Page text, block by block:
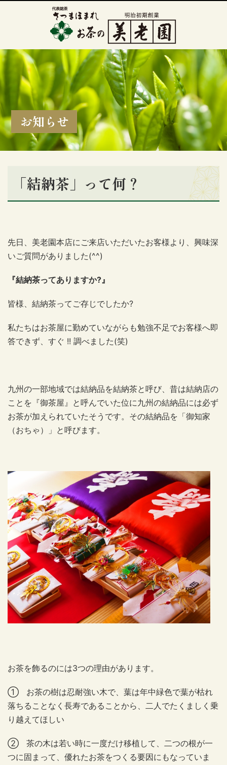
お知らせ
「結納茶」って何？
先日、美老園本店にご来店いただいたお客様より、興味深
いご質問がありました(^^)
『結納茶ってありますか?』
皆様、結納茶ってご存じでしたか?
私たちはお茶屋に勤めていながらも勉強不足でお客様へ即
答できず、すぐ !! 調べました(笑)
九州の一部地域では結納品を結納茶と呼び、昔は結納店の
ことを『御茶屋』と呼んでいた位に九州の結納品には必ず
お茶が加えられていたそうです。その結納品を「御知家
（おちゃ）」と呼びます。
お茶を飾るのには3つの理由があります。
① お茶の樹は忍耐強い木で、葉は年中緑色で葉が枯れ
落ちることなく長寿であることから、二人でたくましく乗
り越えてほしい
② 茶の木は若い時に一度だけ移植して、二つの根が一
つに固まって、優れたお茶をつくる要因にもなっていま